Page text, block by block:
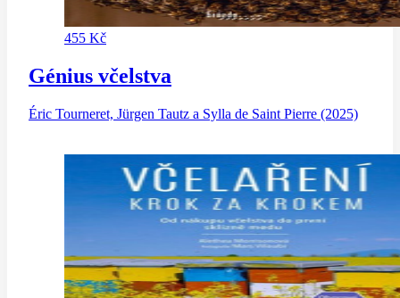
455 Kč
Génius včelstva
Éric Tourneret, Jürgen Tautz a Sylla de Saint Pierre (2025)